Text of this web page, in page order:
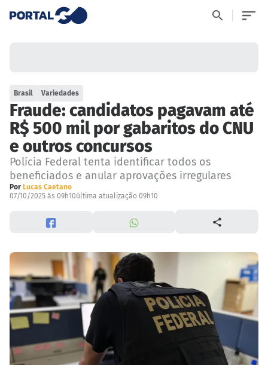
Brasil Variedades
Fraude: candidatos pagavam até
R$ 500 mil por gabaritos do CNU
e outros concursos
Polícia Federal tenta identificar todos os
beneficiados e anular aprovações irregulares
Por Lucas Caetano
07/10/2025 às 09h10última atualização 09h10